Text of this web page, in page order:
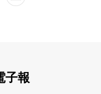
子報